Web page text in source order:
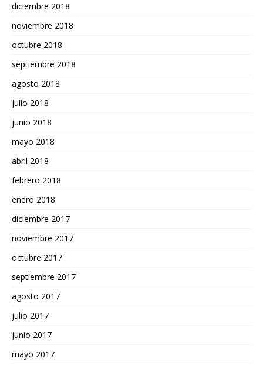
diciembre 2018
noviembre 2018
octubre 2018
septiembre 2018
agosto 2018
julio 2018
junio 2018
mayo 2018
abril 2018
febrero 2018
enero 2018
diciembre 2017
noviembre 2017
octubre 2017
septiembre 2017
agosto 2017
julio 2017
junio 2017
mayo 2017